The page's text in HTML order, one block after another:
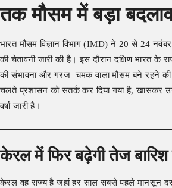
तक मौसम में बड़ा
भारत मौसम विज्ञान विभाग (IMD) ने 20 से 24 नवंबर
की चेतावनी जारी की है। इस दौरान दक्षिण भारत के
की संभावना और गरज–चमक वाला मौसम बने रहने
चलते प्रशासन को सतर्क कर दिया गया है, खासकर
वर्षा जारी है।
केरल में फिर बढ़ेगी तेज बारिश
केरल वह राज्य है जहां हर साल सबसे पहले मानसून